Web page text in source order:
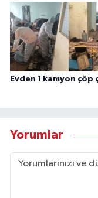
Evden 1 kamyon çöp
Yorumlar